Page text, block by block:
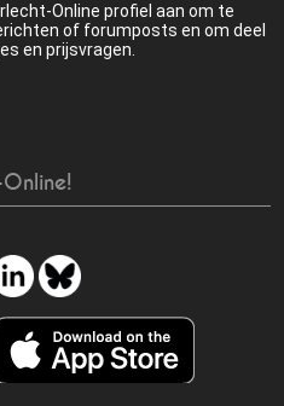
Online profiel aan om te
of forumposts en om deel
en prijsvragen.